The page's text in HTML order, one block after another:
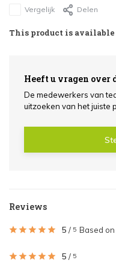
Vergelijk Delen
This product is
Heeft u vragen over
De medewerkers van
uitzoeken van het juiste
Reviews
5 / 5 Based
5 / 5